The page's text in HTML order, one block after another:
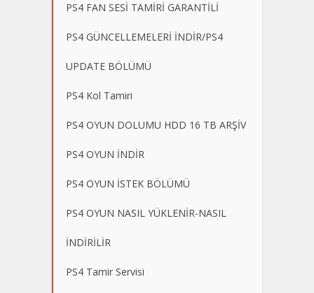
PS4 FAN SESİ TAMİRİ GARANTİLİ
PS4 GÜNCELLEMELERİ İNDİR/PS4
UPDATE BÖLÜMÜ
PS4 Kol Tamiri
PS4 OYUN DOLUMU HDD 16 TB ARŞİV
PS4 OYUN İNDİR
PS4 OYUN İSTEK BÖLÜMÜ
PS4 OYUN NASIL YÜKLENİR-NASIL
İNDİRİLİR
PS4 Tamir Servisi